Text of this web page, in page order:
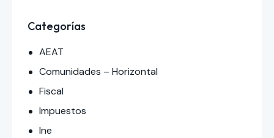
Categorías
AEAT
Comunidades – Horizontal
Fiscal
Impuestos
Ine